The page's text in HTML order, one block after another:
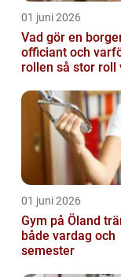
01 juni 2026
Vad gör en
officiant och varför spelar
rollen så stor roll
01 juni 2026
Gym på Öland träning för
både vardag och
semester